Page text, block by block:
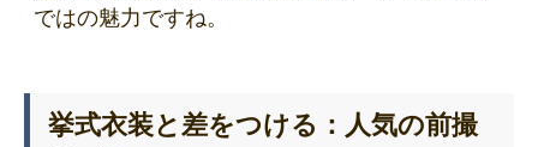
ではの魅力ですね。
挙式衣装と差をつける：人気の前撮